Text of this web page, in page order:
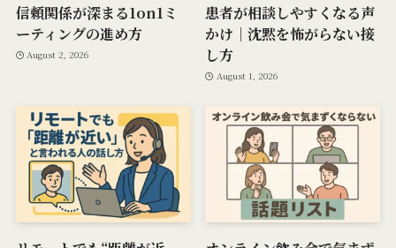
信頼関係が深まる1on1ミ
ーティングの進め方
August 2, 2026
患者が相談しやすくなる声
かけ｜沈黙を怖がらない接
し方
August 1, 2026